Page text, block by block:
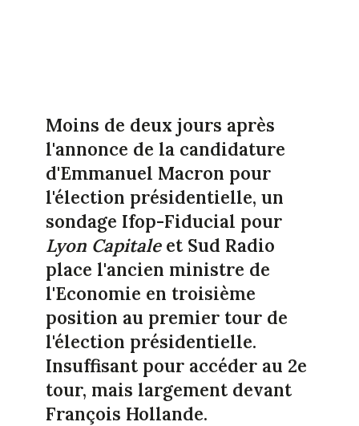
Moins de deux jours après
l'annonce de la candidature
d'Emmanuel Macron pour
l'élection présidentielle, un
sondage Ifop-Fiducial pour
Lyon Capitale et Sud Radio
place l'ancien ministre de
l'Economie en troisième
position au premier tour de
l'élection présidentielle.
Insuffisant pour accéder au 2e
tour, mais largement devant
François Hollande.